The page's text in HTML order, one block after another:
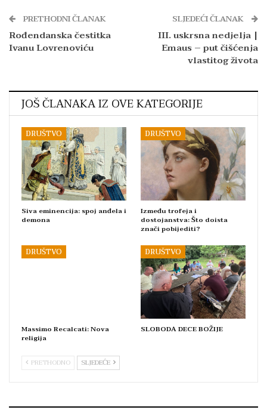
PRETHODNI ČLANAK
Rođendanska čestitka
Ivanu Lovrenoviću
SLJEDEĆI ČLANAK
III. uskrsna nedjelja |
Emaus – put čišćenja
vlastitog života
JOŠ ČLANAKA IZ OVE KATEGORIJE
DRUŠTVO
Siva eminencija: spoj anđela i
demona
DRUŠTVO
Između trofeja i
dostojanstva: Što doista
znači pobijediti?
DRUŠTVO
Massimo Recalcati: Nova
religija
DRUŠTVO
SLOBODA DECE BOŽIJE
PRETHODNO SLJEDEĆE